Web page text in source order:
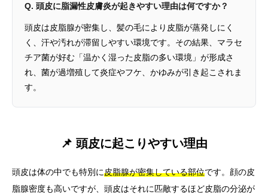
Q. 頭皮に脂漏性皮膚炎が起きやすい理由は何ですか？
頭皮は皮脂腺が密集し、髪の毛により皮脂が蒸発しにく
く、汗や汚れが滞留しやすい環境です。その結果、マラセ
チア菌が好む「温かく湿った皮脂の多い環境」が形成さ
れ、菌が過増殖して炎症やフケ、かゆみが引き起こされま
す。
📌 頭皮に起こりやすい理由
頭皮は体の中でも特別に皮脂腺が密集している部位です。顔の皮
脂腺密度も高いですが、頭皮はそれに匹敵するほど皮脂の分泌が